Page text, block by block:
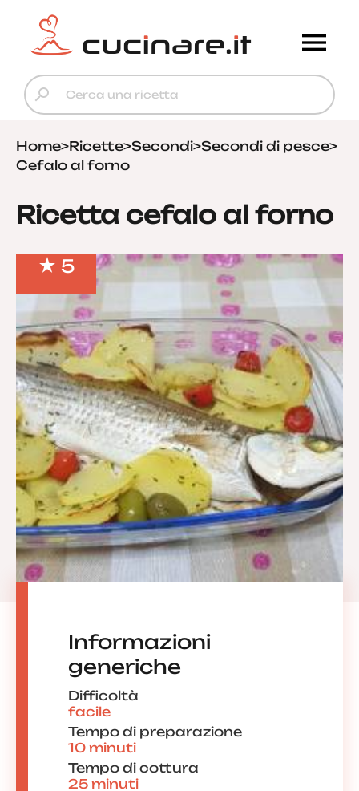
Home>Ricette>Secondi>Secondi di pesce>
Cefalo al forno
Ricetta cefalo al forno
5
Informazioni
generiche
Difficoltà
facile
Tempo di preparazione
10 minuti
Tempo di cottura
25 minuti